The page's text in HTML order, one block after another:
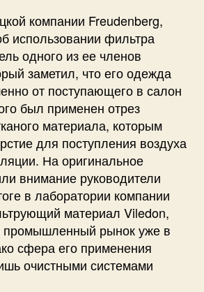
компании Freudenberg,
использовании фильтра
одного из ее членов
заметил, что его одежда
от поступающего в салон
был применен отрез
материала, которым
для поступления воздуха
На оригинальное
внимание руководители
в лаборатории компании
материал Viledon,
промышленный рынок уже в
сфера его применения
очистными системами